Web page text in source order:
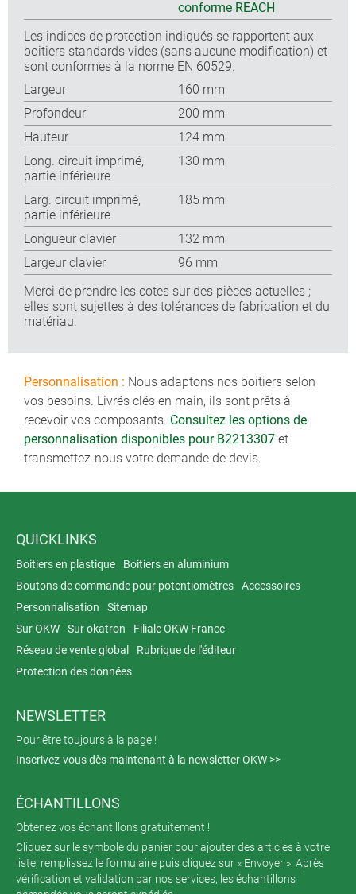
conforme REACH
Les indices de protection indiqués se rapportent aux
boitiers standards vides (sans aucune modification) et
sont conformes à la norme EN 60529.
Largeur
160 mm
Profondeur
200 mm
Hauteur
124 mm
Long. circuit imprimé,
partie inférieure
130 mm
Larg. circuit imprimé,
partie inférieure
185 mm
Longueur clavier
132 mm
Largeur clavier
96 mm
Merci de prendre les cotes sur des pièces actuelles ;
elles sont sujettes à des tolérances de fabrication et du
matériau.
Personnalisation : Nous adaptons nos boitiers selon
vos besoins. Livrés clés en main, ils sont prêts à
recevoir vos composants. Consultez les options de
personnalisation disponibles pour B2213307 et
transmettez-nous votre demande de devis.
QUICKLINKS
Boitiers en plastique
Boitiers en aluminium
Boutons de commande pour potentiomètres
Accessoires
Personnalisation
Sitemap
Sur OKW
Sur okatron - Filiale OKW France
Réseau de vente global
Rubrique de l'éditeur
Protection des données
NEWSLETTER
Pour être toujours à la page !
Inscrivez-vous dès maintenant à la newsletter OKW >>
ÉCHANTILLONS
Obtenez vos échantillons gratuitement !
Cliquez sur le symbole du panier pour ajouter des articles à votre
liste, remplissez le formulaire puis cliquez sur « Envoyer ». Après
vérification et validation par nos services, les échantillons